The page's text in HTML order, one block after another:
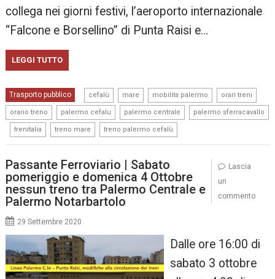
collega nei giorni festivi, l’aeroporto internazionale
“Falcone e Borsellino” di Punta Raisi e…
LEGGI TUTTO
Trasporto pubblico cefalù mare mobilita palermo orari treni
orario treno palermo cefalu palermo centrale palermo sferracavallo
trenitalia treno mare treno palermo cefalù
Passante Ferroviario | Sabato
pomeriggio e domenica 4 Ottobre
nessun treno tra Palermo Centrale e
Palermo Notarbartolo
29 Settembre 2020
Dalle ore 16:00 di
sabato 3 ottobre
Lascia
un
commento